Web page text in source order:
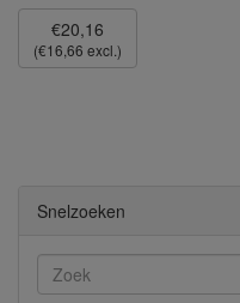
€20,16
(€16,66 excl.)
Snelzoeken